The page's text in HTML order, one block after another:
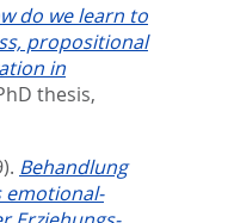
do we learn to
propositional
in
thesis,
Behandlung
emotional-